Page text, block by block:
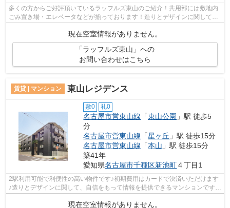
多くの方からご好評頂いているラッフルズ東山のご紹介！共用部には敷地内
ごみ置き場・エレベータなどが揃っております！造りとデザインに関して、
自信をもって情報を提供できるマンシ...
現在空室情報がありません。
「ラッフルズ東山」への
お問い合わせはこちら
賃貸 | マンション 東山レジデンス
敷0 礼0
名古屋市営東山線 「東山公園 」駅 徒歩5
分
名古屋市営東山線 「星ヶ丘 」駅 徒歩15分
名古屋市営東山線 「本山 」駅 徒歩15分
築41年
愛知県名古屋市千種区新池町４丁目1
2駅利用可能で利便性の高い物件です♪初期費用はカードで決済いただけます
♪造りとデザインに関して、自信をもって情報を提供できるマンションです♪
現在空室情報がありません。